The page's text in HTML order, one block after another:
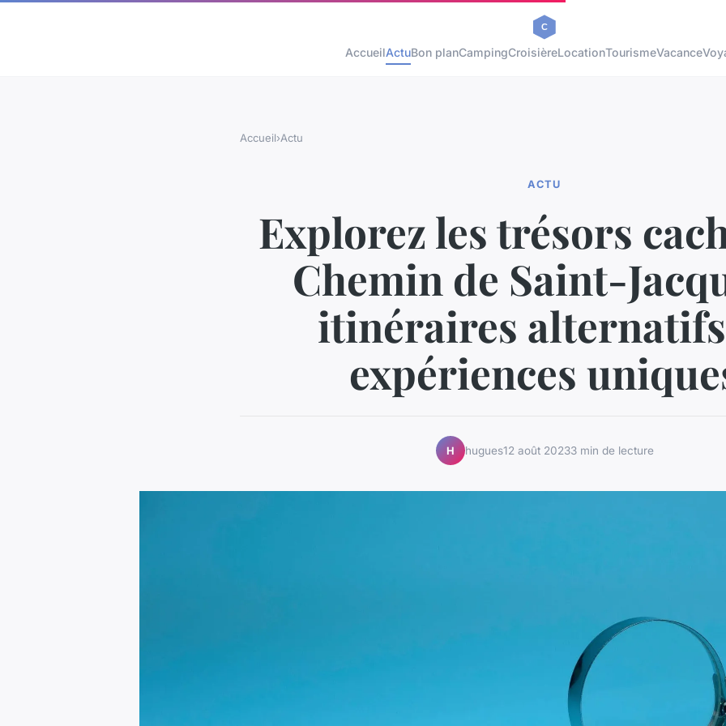
AccueilActuBon planCampingCroisièreLocationTourismeVacance
Accueil›Actu
ACTU
Explorez les trésors
Chemin de Saint-
itinéraires
expériences
H hugues12 août 20233 min de lecture